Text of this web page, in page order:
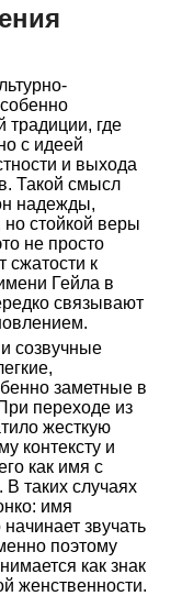
традиции, где
с идеей
и выхода
Такой смысл
надежды,
но стойкой веры
не просто
сжатости к
Гейла в
связывают
созвучные
заметные в
переходе из
жесткую
контексту и
как имя с
таких случаях
имя
звучать
поэтому
как знак
женственности.